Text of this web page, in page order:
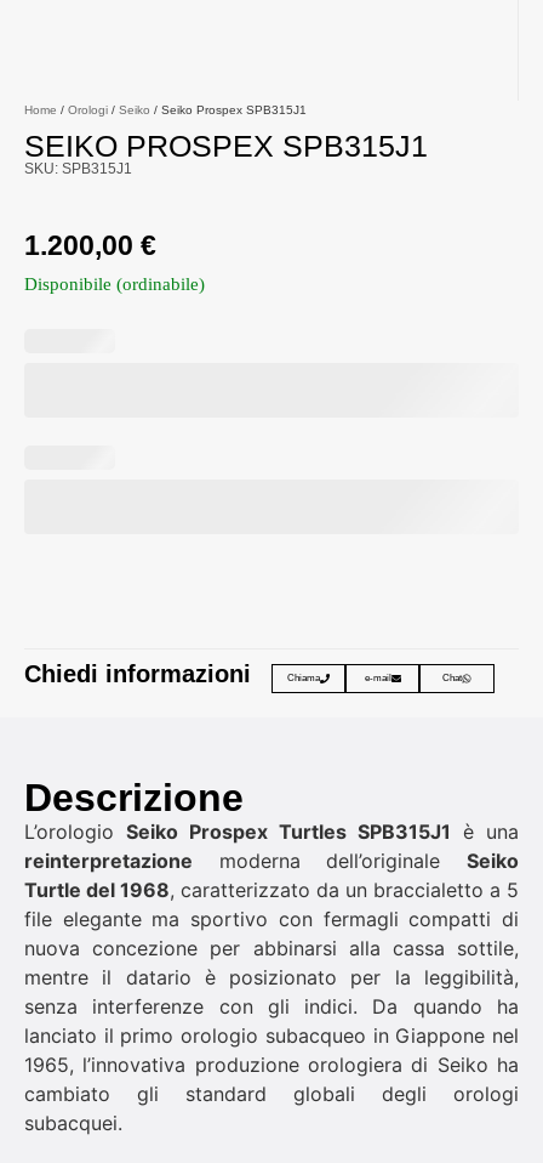
Home / Orologi / Seiko / Seiko Prospex SPB315J1
SEIKO PROSPEX SPB315J1
SKU: SPB315J1
1.200,00 €
Disponibile (ordinabile)
Chiedi informazioni Chiama e-mail Chat
Descrizione
L’orologio Seiko Prospex Turtles SPB315J1 è una
reinterpretazione moderna dell’originale Seiko
Turtle del 1968, caratterizzato da un braccialetto a 5
file elegante ma sportivo con fermagli compatti di
nuova concezione per abbinarsi alla cassa sottile,
mentre il datario è posizionato per la leggibilità,
senza interferenze con gli indici. Da quando ha
lanciato il primo orologio subacqueo in Giappone nel
1965, l’innovativa produzione orologiera di Seiko ha
cambiato gli standard globali degli orologi
subacquei.